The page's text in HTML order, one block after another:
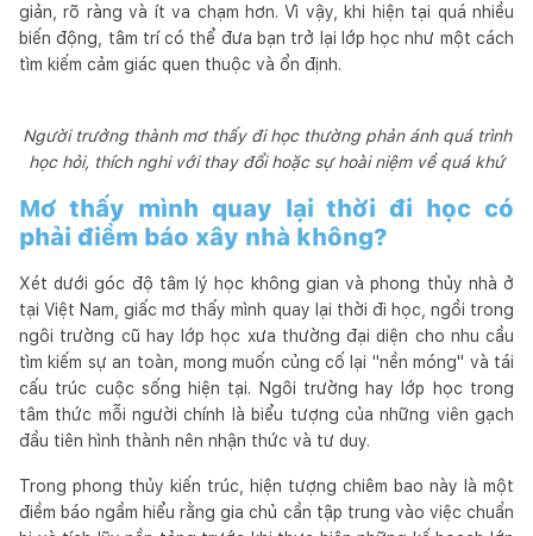
giản, rõ ràng và ít va chạm hơn. Vì vậy, khi hiện tại quá nhiều
biến động, tâm trí có thể đưa bạn trở lại lớp học như một cách
tìm kiếm cảm giác quen thuộc và ổn định.
Người trưởng thành mơ thấy đi học thường phản ánh quá trình
học hỏi, thích nghi với thay đổi hoặc sự hoài niệm về quá khứ
Mơ thấy mình quay lại thời đi học có
phải điềm báo xây nhà không?
Xét dưới góc độ tâm lý học không gian và phong thủy nhà ở
tại Việt Nam, giấc mơ thấy mình quay lại thời đi học, ngồi trong
ngôi trường cũ hay lớp học xưa thường đại diện cho nhu cầu
tìm kiếm sự an toàn, mong muốn củng cố lại "nền móng" và tái
cấu trúc cuộc sống hiện tại. Ngôi trường hay lớp học trong
tâm thức mỗi người chính là biểu tượng của những viên gạch
đầu tiên hình thành nên nhận thức và tư duy.
Trong phong thủy kiến trúc, hiện tượng chiêm bao này là một
điềm báo ngầm hiểu rằng gia chủ cần tập trung vào việc chuẩn